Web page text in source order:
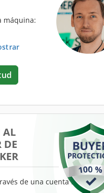
máquina:
AL
DE
de una cuenta fiduciaria